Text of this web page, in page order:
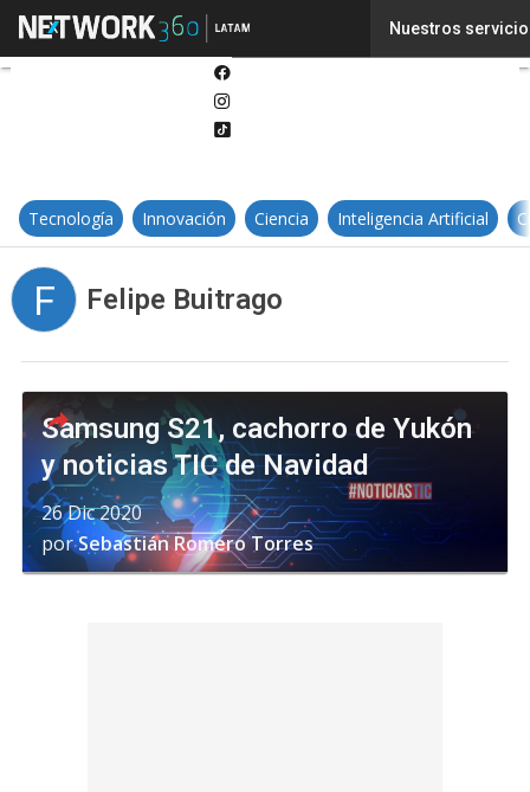
Nuestros
Tecnología Innovación Ciencia Inteligencia Artificial
F Felipe Buitrago
Samsung S21, cachorro de Yukón
y noticias TIC de Navidad
26 Dic 2020
porSebastián Romero Torres